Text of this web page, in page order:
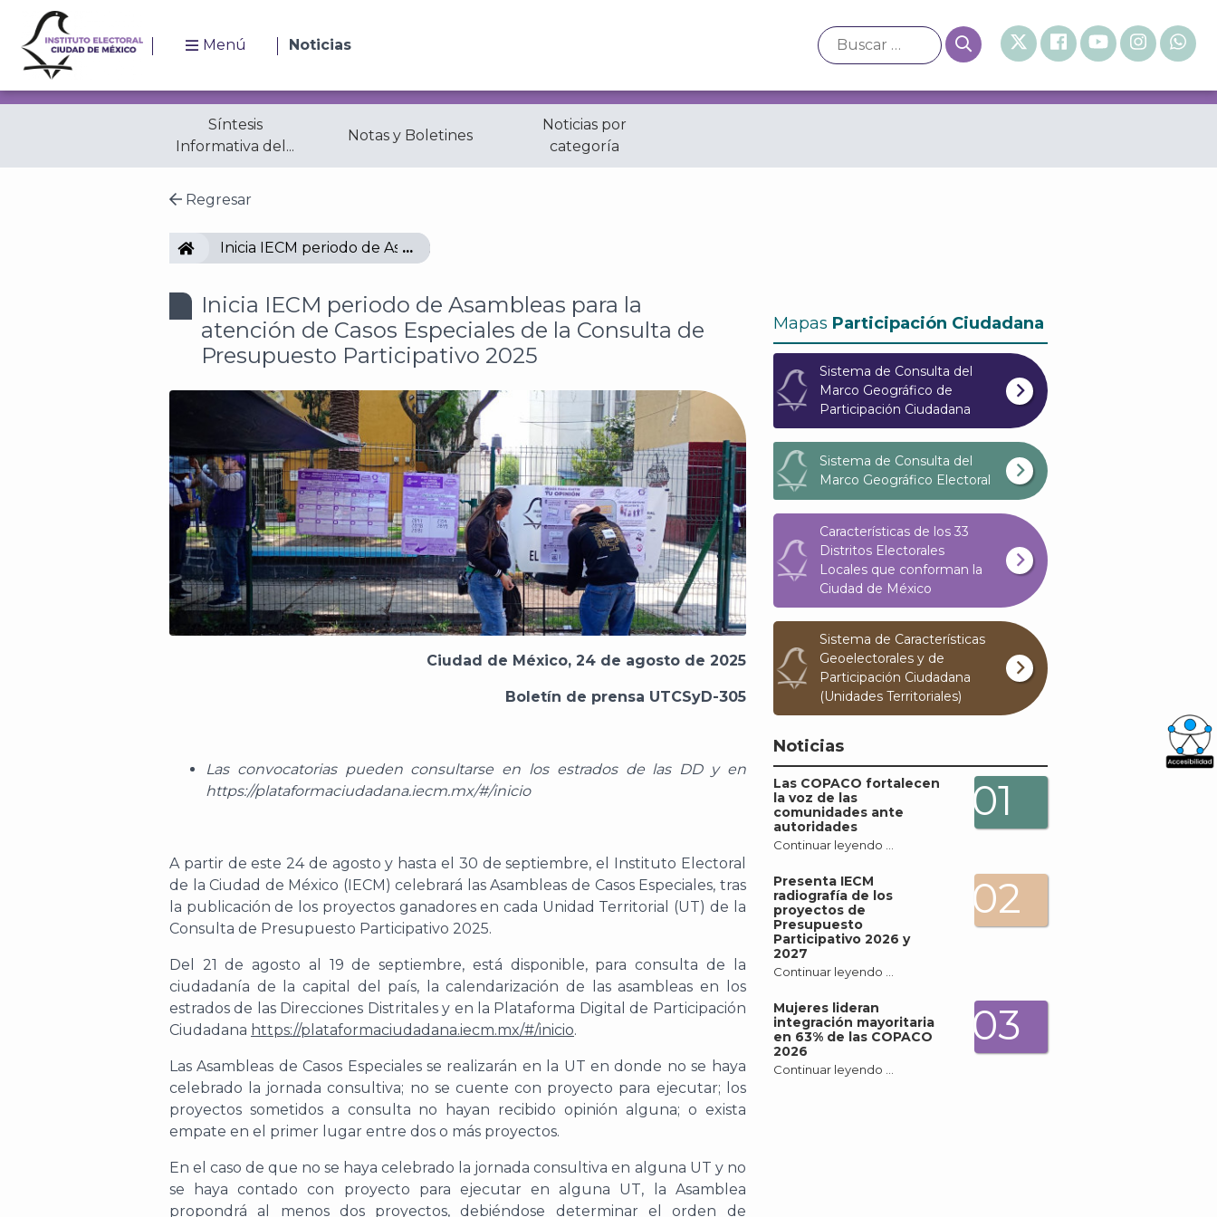
Menú Noticias
Síntesis
Informativa del...
Notas y Boletines
Noticias por
categoría
Regresar
IECMInicia IECM periodo de Asambleas para la atención de Casos Especiales de la Consulta de Presupuesto Participativo 2025
Inicia IECM periodo de Asambleas para la
atención de Casos Especiales de la Consulta de
Presupuesto Participativo 2025
Ciudad de México, 24 de agosto de 2025
Boletín de prensa UTCSyD-305
Las convocatorias pueden consultarse en los estrados de las DD y en
https://plataformaciudadana.iecm.mx/#/inicio
A partir de este 24 de agosto y hasta el 30 de septiembre, el Instituto Electoral
de la Ciudad de México (IECM) celebrará las Asambleas de Casos Especiales, tras
la publicación de los proyectos ganadores en cada Unidad Territorial (UT) de la
Consulta de Presupuesto Participativo 2025.
Del 21 de agosto al 19 de septiembre, está disponible, para consulta de la
ciudadanía de la capital del país, la calendarización de las asambleas en los
estrados de las Direcciones Distritales y en la Plataforma Digital de Participación
Ciudadana https://plataformaciudadana.iecm.mx/#/inicio.
Las Asambleas de Casos Especiales se realizarán en la UT en donde no se haya
celebrado la jornada consultiva; no se cuente con proyecto para ejecutar; los
proyectos sometidos a consulta no hayan recibido opinión alguna; o exista
empate en el primer lugar entre dos o más proyectos.
En el caso de que no se haya celebrado la jornada consultiva en alguna UT y no
se haya contado con proyecto para ejecutar en alguna UT, la Asamblea
propondrá al menos dos proyectos, debiéndose determinar el orden de
Mapas Participación Ciudadana
Sistema de Consulta del
Marco Geográfico de
Participación Ciudadana
Sistema de Consulta del
Marco Geográfico Electoral
Características de los 33
Distritos Electorales
Locales que conforman la
Ciudad de México
Sistema de Características
Geoelectorales y de
Participación Ciudadana
(Unidades Territoriales)
Noticias
Las COPACO fortalecen
la voz de las
comunidades ante
autoridades
Continuar leyendo …
01
Presenta IECM
radiografía de los
proyectos de
Presupuesto
Participativo 2026 y
2027
Continuar leyendo …
02
Mujeres lideran
integración mayoritaria
en 63% de las COPACO
2026
Continuar leyendo …
03